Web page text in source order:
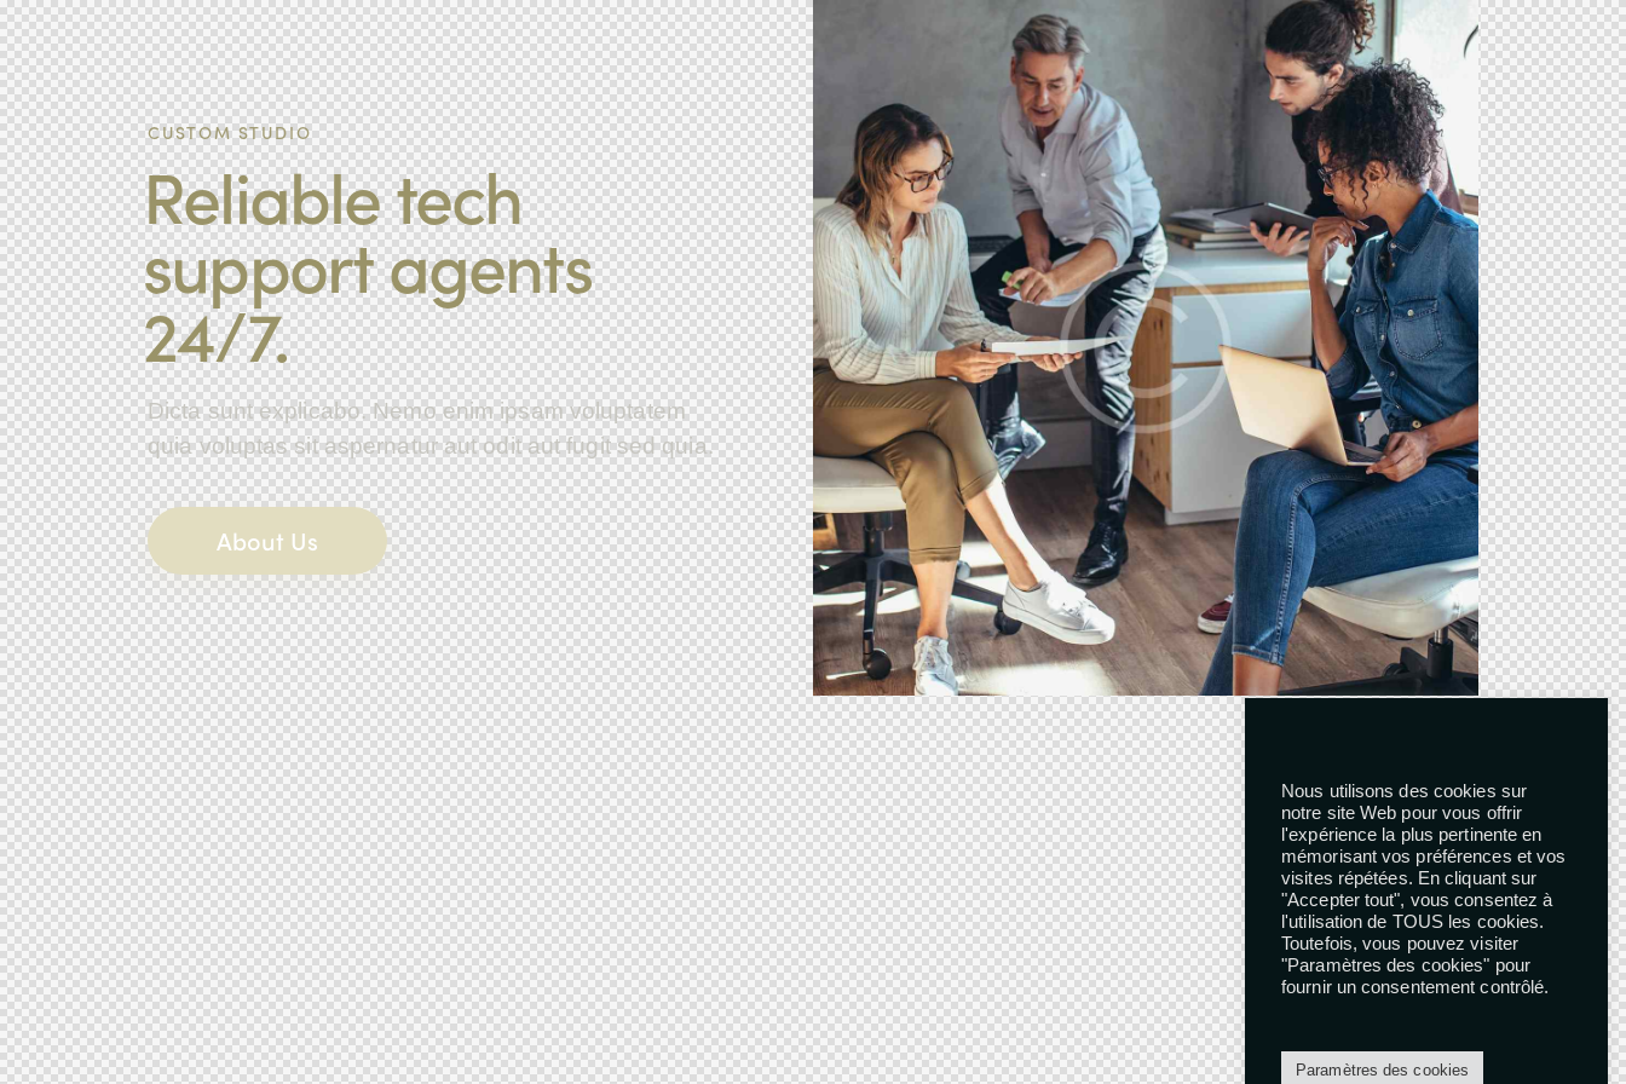
CUSTOM STUDIO
Reliable tech
support agents
24/7.
Dicta sunt explicabo. Nemo enim ipsam voluptatem
quia voluptas sit aspernatur aut odit aut fugit sed quia.
About Us
Nous utilisons des cookies sur
notre site Web pour vous offrir
l'expérience la plus pertinente en
mémorisant vos préférences et vos
visites répétées. En cliquant sur
"Accepter tout", vous consentez à
l'utilisation de TOUS les cookies.
Toutefois, vous pouvez visiter
"Paramètres des cookies" pour
fournir un consentement contrôlé.
Paramètres des cookies